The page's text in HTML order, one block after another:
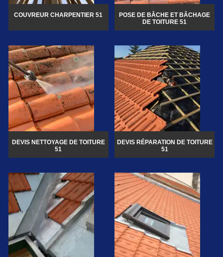
COUVREUR CHARPENTIER 51
POSE DE BÂCHE ET BÂCHAGE
DE TOITURE 51
DEVIS NETTOYAGE DE TOITURE
51
DEVIS RÉPARATION DE TOITURE
51